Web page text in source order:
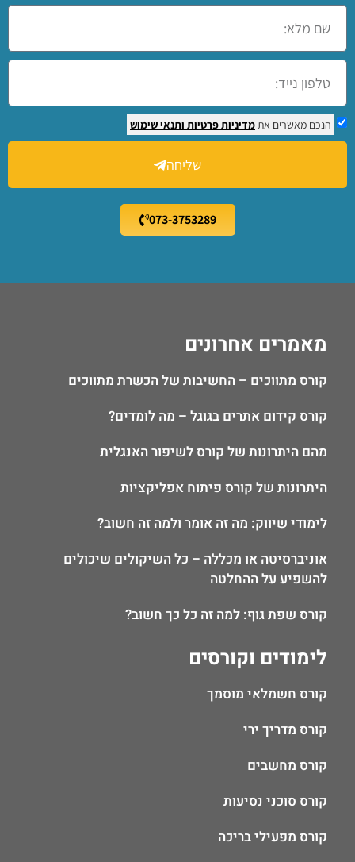
הנכם מאשרים אתמדיניות פרטיות ותנאי שימוש
שליחה
073-3753289
לימודים וקורסים
קורס חשמלאי מוסמך
קורס מדריך ירי
קורס מחשבים
קורס סוכני נסיעות
קורס מפעילי בריכה
מאמרים אחרונים
קורס מתווכים – החשיבות של הכשרת מתווכים
קורס קידום אתרים בגוגל – מה לומדים?
מהם היתרונות של קורס לשיפור האנגלית
היתרונות של קורס פיתוח אפליקציות
לימודי שיווק: מה זה אומר ולמה זה חשוב?
אוניברסיטה או מכללה – כל השיקולים שיכולים
להשפיע על ההחלטה
קורס שפת גוף: למה זה כל כך חשוב?